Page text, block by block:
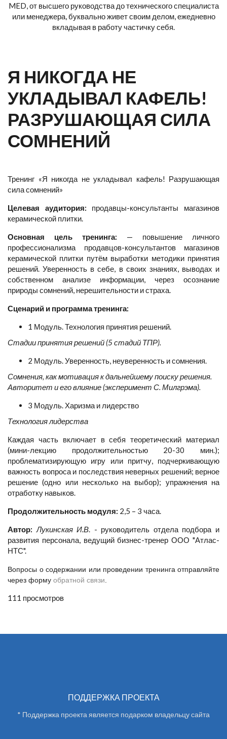
MED, от высшего руководства до технического специалиста
или менеджера, буквально живет своим делом, ежедневно
вкладывая в работу частичку себя.
Я НИКОГДА НЕ
УКЛАДЫВАЛ КАФЕЛЬ!
РАЗРУШАЮЩАЯ СИЛА
СОМНЕНИЙ
Тренинг «Я никогда не укладывал кафель! Разрушающая
сила сомнений»
Целевая аудитория: продавцы-консультанты магазинов
керамической плитки.
Основная цель тренинга: — повышение личного
профессионализма продавцов-консультантов магазинов
керамической плитки путём выработки методики принятия
решений. Уверенность в себе, в своих знаниях, выводах и
собственном анализе информации, через осознание
природы сомнений, нерешительности и страха.
Сценарий и программа тренинга:
1 Модуль. Технология принятия решений.
Стадии принятия решений (5 стадий ТПР).
2 Модуль. Уверенность, неуверенность и сомнения.
Сомнения, как мотивация к дальнейшему поиску решения.
Авторитет и его влияние (эксперимент С. Милгрэма).
3 Модуль. Харизма и лидерство
Технология лидерства
Каждая часть включает в себя теоретический материал
(мини-лекцию продолжительностью 20-30 мин.);
проблематизирующую игру или притчу, подчеркивающую
важность вопроса и последствия неверных решений; верное
решение (одно или несколько на выбор); упражнения на
отработку навыков.
Продолжительность модуля: 2,5 – 3 часа.
Автор: Лукинская И.В. - руководитель отдела подбора и
развития персонала, ведущий бизнес-тренер ООО "Атлас-
НТС".
Вопросы о содержании или проведении тренинга отправляйте
через форму обратной связи
111 просмотров
ПОДДЕРЖКА ПРОЕКТА
* Поддержка проекта является подарком владельцу сайта